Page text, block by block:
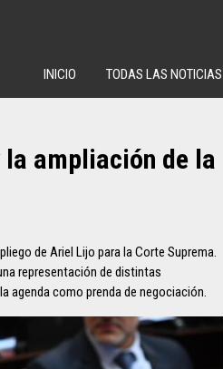
INICIO TODAS LAS NOTICIAS
la ampliación de la
de Ariel Lijo para la Corte Suprema.
representación de distintas
agenda como prenda de negociación.